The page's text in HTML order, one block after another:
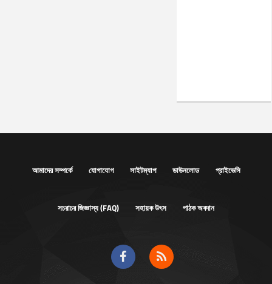
আমাদের সম্পর্কে যোগাযোগ সাইটম্যাপ ডাউনলোড প্রাইভেসি
সচরাচর জিজ্ঞাস্য (FAQ) সহায়ক উৎস পাঠক অবদান